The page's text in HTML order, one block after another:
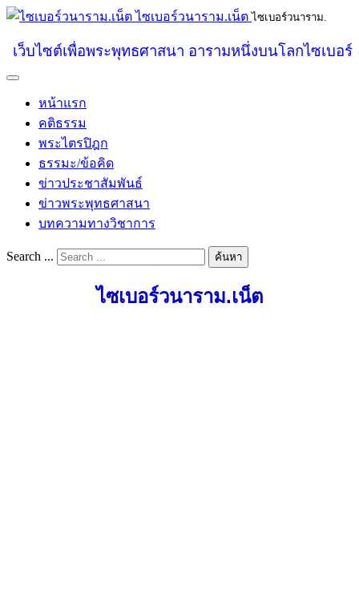
ไซเบอร์วนาราม.เน็ต ไซเบอร์วนาราม.
เว็บไซต์เพื่อพระพุทธศาสนา อารามหนึ่งบนโลกไซเบอร์
หน้าแรก
คติธรรม
พระไตรปิฎก
ธรรมะ/ข้อคิด
ข่าวประชาสัมพันธ์
ข่าวพระพุทธศาสนา
บทความทางวิชาการ
Search ... ค้นหา
ไซเบอร์วนาราม.เน็ต